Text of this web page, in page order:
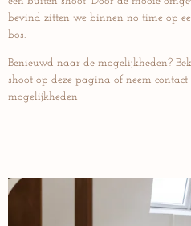
bevind zitten we binnen no time op
bos.
Benieuwd naar de mogelijkheden?
shoot op deze pagina of neem
mogelijkheden!